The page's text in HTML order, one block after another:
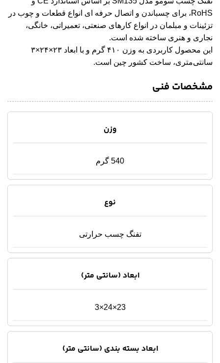
RoHS، برای چسباندن و اتصال حرفه ای انواع قطعات و چوب در
تزئینات و مبلمان در انواع کارهای صنعتی، تعمیراتی، خانگی،
نجاری و هنری ساخته شده است.
این محصول کاربردی به وزن ۴۱۰ گرم و با ابعاد ۲۳×۲۴×۳
سانتی‌متری، ساخت کشور چین است.
مشخصات فنی
وزن
540 گرم
نوع
تفنگ چسب حرارتی
ابعاد (سانتی متر)
23×24×3
ابعاد بسته بندی (سانتی متر)